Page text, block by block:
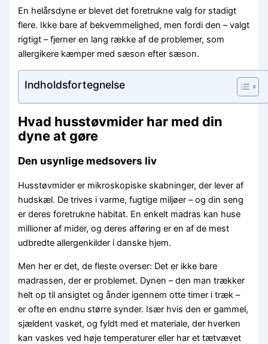
En helårsdyne er blevet det foretrukne valg for stadigt
flere. Ikke bare af bekvemmelighed, men fordi den – valgt
rigtigt – fjerner en lang række af de problemer, som
allergikere kæmper med sæson efter sæson.
Indholdsfortegnelse
Hvad husstøvmider har med din
dyne at gøre
Den usynlige medsovers liv
Husstøvmider er mikroskopiske skabninger, der lever af
hudskæl. De trives i varme, fugtige miljøer – og din seng
er deres foretrukne habitat. En enkelt madras kan huse
millioner af mider, og deres afføring er en af de mest
udbredte allergenkilder i danske hjem.
Men her er det, de fleste overser: Det er ikke bare
madrassen, der er problemet. Dynen – den man trækker
helt op til ansigtet og ånder igennem otte timer i træk –
er ofte en endnu større synder. Især hvis den er gammel,
sjældent vasket, og fyldt med et materiale, der hverken
kan vaskes ved høje temperaturer eller har et tætvævet